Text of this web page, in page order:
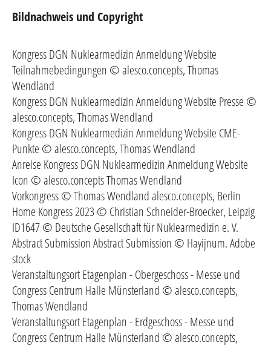
Bildnachweis und Copyright
Kongress DGN Nuklearmedizin Anmeldung Website
Teilnahmebedingungen © alesco.concepts, Thomas
Wendland
Kongress DGN Nuklearmedizin Anmeldung Website Presse ©
alesco.concepts, Thomas Wendland
Kongress DGN Nuklearmedizin Anmeldung Website CME-
Punkte © alesco.concepts, Thomas Wendland
Anreise Kongress DGN Nuklearmedizin Anmeldung Website
Icon © alesco.concepts Thomas Wendland
Vorkongress © Thomas Wendland alesco.concepts, Berlin
Home Kongress 2023 © Christian Schneider-Broecker, Leipzig
ID1647 © Deutsche Gesellschaft für Nuklearmedizin e. V.
Abstract Submission Abstract Submission © Hayijnum. Adobe
stock
Veranstaltungsort Etagenplan - Obergeschoss - Messe und
Congress Centrum Halle Münsterland © alesco.concepts,
Thomas Wendland
Veranstaltungsort Etagenplan - Erdgeschoss - Messe und
Congress Centrum Halle Münsterland © alesco.concepts,